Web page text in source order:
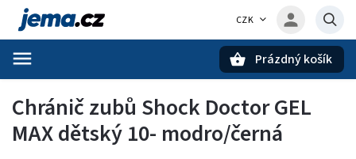
CZK
Prázdný košík
Chránič zubů Shock Doctor GEL
MAX dětský 10- modro/černá